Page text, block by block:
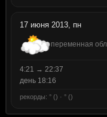
17 июня 2013, пн
переменная
4:21 → 22:37
день 18:16
рекорды: ° () · ° ()